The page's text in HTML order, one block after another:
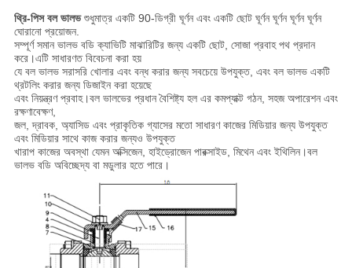
থ্রি-পিস বল ভালভশুধুমাত্র একটি 90-ডিগ্রী ঘূর্ণন এবং একটি ছোট ঘূর্ণন ঘূর্ণন ঘূর্ণন ঘূর্ণন
ঘোরানো প্রয়োজন.
সম্পূর্ণ সমান ভালভ বডি ক্যাভিটি মাঝারিটির জন্য একটি ছোট, সোজা প্রবাহ পথ প্রদান
করে।এটি সাধারণত বিবেচনা করা হয়
যে বল ভালভ সরাসরি খোলার এবং বন্ধ করার জন্য সবচেয়ে উপযুক্ত, এবং বল ভালভ একটি
থ্রটলিং করার জন্য ডিজাইন করা হয়েছে
এবং নিয়ন্ত্রণ প্রবাহ।বল ভালভের প্রধান বৈশিষ্ট্য হল এর কমপ্যাক্ট গঠন, সহজ অপারেশন এবং
রক্ষণাবেক্ষণ,
জল, দ্রাবক, অ্যাসিড এবং প্রাকৃতিক গ্যাসের মতো সাধারণ কাজের মিডিয়ার জন্য উপযুক্ত
এবং মিডিয়ার সাথে কাজ করার জন্যও উপযুক্ত
খারাপ কাজের অবস্থা যেমন অক্সিজেন, হাইড্রোজেন পারক্সাইড, মিথেন এবং ইথিলিন।বল
ভালভ বডি অবিচ্ছেদ্য বা মডুলার হতে পারে।